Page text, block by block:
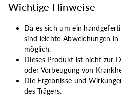
Wichtige Hinweise
Da es sich um ein
sind leichte Abweichungen in
möglich.
Dieses Produkt ist nicht zur
oder Vorbeugung von
Die Ergebnisse und
des Trägers.